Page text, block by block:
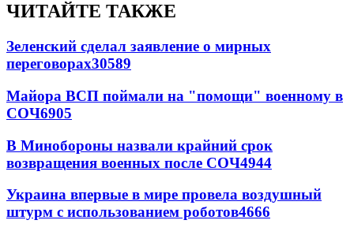
ЧИТАЙТЕ ТАКЖЕ
Зеленский сделал заявление о мирных
переговорах30589
Майора ВСП поймали на "помощи" военному в
СОЧ6905
В Минобороны назвали крайний срок
возвращения военных после СОЧ4944
Украина впервые в мире провела воздушный
штурм с использованием роботов4666